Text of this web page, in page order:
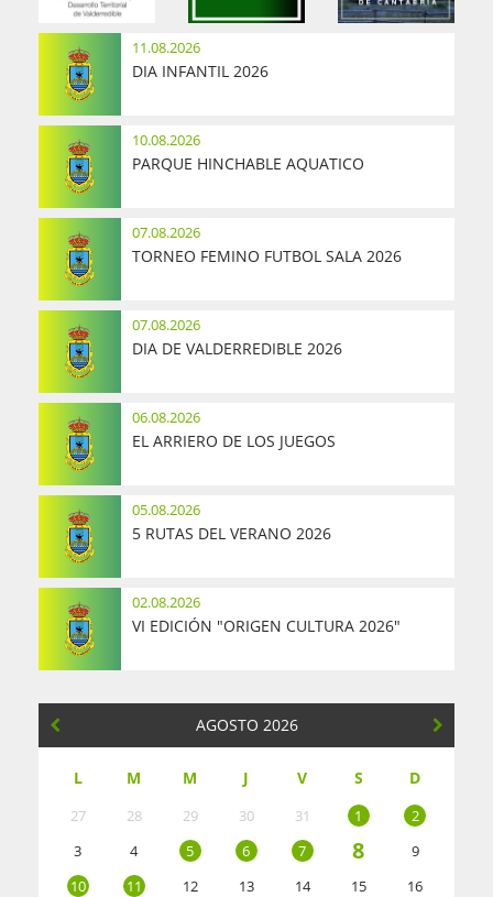
11.08.2026
DIA INFANTIL 2026
10.08.2026
PARQUE HINCHABLE AQUATICO
07.08.2026
TORNEO FEMINO FUTBOL SALA 2026
07.08.2026
DIA DE VALDERREDIBLE 2026
06.08.2026
EL ARRIERO DE LOS JUEGOS
05.08.2026
5 RUTAS DEL VERANO 2026
02.08.2026
VI EDICIÓN "ORIGEN CULTURA 2026"
AGOSTO 2026
L M M J V S D
27 28 29 30 31 1
2
3
4 5 6 7 8
9
10
11 12 13 14 15
16